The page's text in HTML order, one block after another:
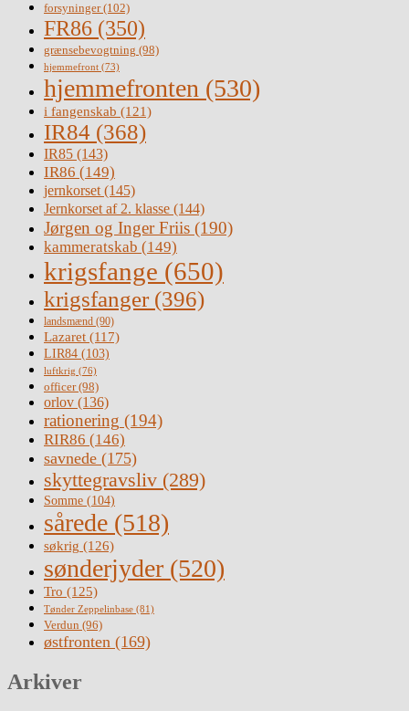
forsyninger(102)
FR86 (350)
grænsebevogtning (98)
hjemmefront (73)
hjemmefronten (530)
i fangenskab (121)
IR84 (368)
IR85 (143)
IR86 (149)
jernkorset(145)
Jernkorset af 2. klasse (144)
Jørgen og Inger Friis (190)
kammeratskab (149)
krigsfange (650)
krigsfanger (396)
landsmænd (90)
Lazaret (117)
LIR84 (103)
luftkrig (76)
officer(98)
orlov (136)
rationering (194)
RIR86 (146)
savnede (175)
skyttegravsliv (289)
Somme (104)
sårede (518)
søkrig (126)
sønderjyder (520)
Tro (125)
Tønder Zeppelinbase (81)
Verdun (96)
østfronten (169)
Arkiver